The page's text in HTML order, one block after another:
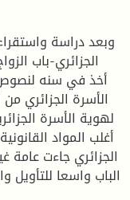
وبعد دراسة
الجزائري-باب
أخذ في سنه لنصوص
الأسرة الجزائري
لهوية الأسرة
أغلب المواد
الجزائري جاءت
الباب واسعا